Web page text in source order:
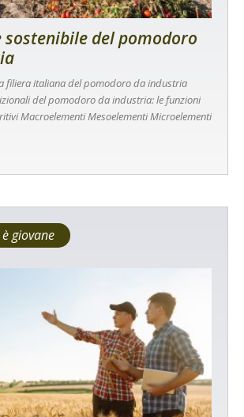
del pomodoro
filiera italiana del pomodoro da industria
del pomodoro da industria: le funzioni
Macroelementi Mesoelementi Microelementi
giovane